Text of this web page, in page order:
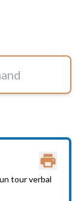
tour verbal